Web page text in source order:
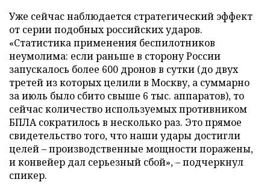
Уже сейчас наблюдается стратегический эффект
от серии подобных российских ударов.
«Статистика применения беспилотников
неумолима: если раньше в сторону России
запускалось более 600 дронов в сутки (до двух
третей из которых целили в Москву, а суммарно
за июль было сбито свыше 6 тыс. аппаратов), то
сейчас количество используемых противником
БПЛА сократилось в несколько раз. Это прямое
свидетельство того, что наши удары достигли
целей – производственные мощности поражены,
и конвейер дал серьезный сбой», – подчеркнул
спикер.